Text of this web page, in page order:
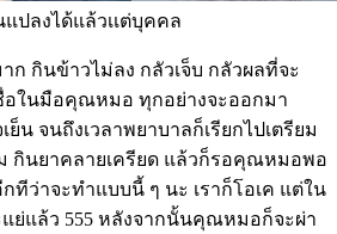
ปลงได้แล้วเเต่บุคคล
ก กินข้าวไม่ลง กลัวเจ็บ กลัวผลที่จะ
อในมือคุณหมอ ทุกอย่างจะออกมา
ย็น จนถึงเวลาพยาบาลก็เรียกไปเตรียม
กินยาคลายเครียด แล้วก็รอคุณหมอพอ
ว่าจะทำแบบนี้ ๆ นะ เราก็โอเค แต่ใน
แย่แล้ว 555 หลังจากนั้นคุณหมอก็จะผ่า